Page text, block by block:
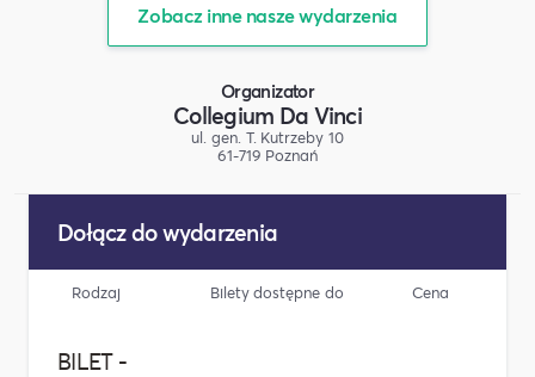
Zobacz inne nasze wydarzenia
Organizator
Collegium Da Vinci
ul. gen. T. Kutrzeby 10
61-719 Poznań
Dołącz do wydarzenia
Rodzaj Bilety dostępne do Cena
BILET -